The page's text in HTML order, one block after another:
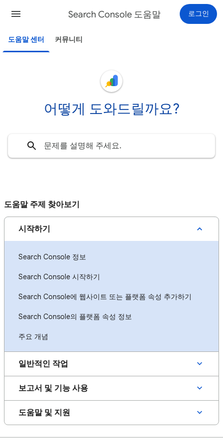
Search Console 도움말 로그인
도움말 센터 커뮤니티
어떻게 도와드릴까요?
도움말 주제 찾아보기
시작하기
Search Console 정보
Search Console 시작하기
Search Console에 웹사이트 또는 플랫폼 속성 추가하기
Search Console의 플랫폼 속성 정보
주요 개념
일반적인 작업
보고서 및 기능 사용
도움말 및 지원